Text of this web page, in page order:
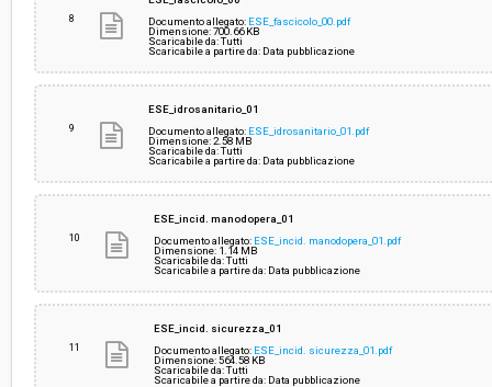
8
Documento allegato: ESE_fascicolo_00.pdf
Dimensione: 700.66 KB
Scaricabile da: Tutti
Scaricabile a partire da: Data pubblicazione
9
ESE_idrosanitario_01
Documento allegato: ESE_idrosanitario_01.pdf
Dimensione: 2.58 MB
Scaricabile da: Tutti
Scaricabile a partire da: Data pubblicazione
10
ESE_incid. manodopera_01
Documento allegato: ESE_incid. manodopera_01.pdf
Dimensione: 1.14 MB
Scaricabile da: Tutti
Scaricabile a partire da: Data pubblicazione
11
ESE_incid. sicurezza_01
Documento allegato: ESE_incid. sicurezza_01.pdf
Dimensione: 564.58 KB
Scaricabile da: Tutti
Scaricabile a partire da: Data pubblicazione